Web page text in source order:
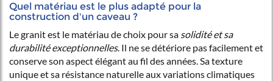
Quel matériau est le plus adapté pour la
construction d'un caveau ?
Le granit est le matériau de choix pour sa solidité et sa
durabilité exceptionnelles. Il ne se détériore pas facilement et
conserve son aspect élégant au fil des années. Sa texture
unique et sa résistance naturelle aux variations climatiques